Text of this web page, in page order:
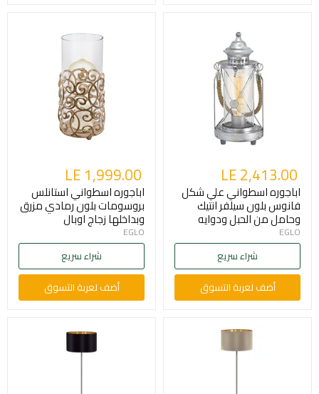
LE 2,413.00
اباجوره اسطواني علي شكل
فانوس بلون سيلفر انتيك
وحامل من الحبل ودوايه
EGLO
شراء سريع
أضف لعربة التسوق
LE 1,999.00
اباجوره اسطواني استانلس
بروسومات بلون رمادي مزرق
وبداخلها زجاج اوبال
EGLO
شراء سريع
أضف لعربة التسوق